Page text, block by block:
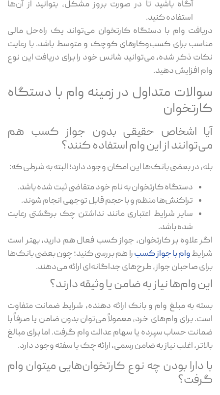
آگاه باشید تا در صورت بروز مشکل، بتوانید از آن‌ها
استفاده کنید.
دریافت وام با دستگاه کارتخوان می‌تواند یک راه‌حل مالی
مناسب برای کسب‌وکارهای کوچک و متوسط باشد. با رعایت
نکات ذکر شده، می‌توانید شانس خود را برای دریافت این نوع
وام افزایش دهید.
سوالات متداول در زمینه وام با دستگاه
کارتخوان
آیا اشخاص حقیقی بدون جواز کسب هم
می‌توانند از این وام استفاده کنند؟
بله، در بعضی بانک‌ها این امکان وجود دارد؛ البته به شرطی که:
دستگاه کارتخوان به نام خود متقاضی ثبت شده باشد.
تراکنش‌ها منظم و با حجم قابل توجهی انجام شوند.
سایر شرایط اعتباری مانند نداشتن چک برگشتی رعایت
شده باشد.
اگر علاوه بر کارتخوان، جواز کسب فعال هم دارید، بهتر است
شرایطوام با جواز کسبرا هم بررسی کنید؛ چون بعضی بانک‌ها
برای صاحبان جواز، طرح‌های جداگانه‌ای ارائه می‌دهند.
این وام‌ها نیاز به ضامن یا وثیقه دارند؟
بسته به مبلغ وام و بانک ارائه ‌دهنده، شرایط ضمانت متفاوت
است. برای وام‌های خرد، معمولاً می‌توان بدون ضامن یا صرفاً با
ضمانت حساب سپرده یا سهام عدالت وام گرفت. اما برای مبالغ
بالاتر، اغلب نیاز به ضامن رسمی، ارائه چک یا سفته وجود دارد.
با دارا بودن چه نوع کارتخوان‌هایی میتوان وام
گرفت؟